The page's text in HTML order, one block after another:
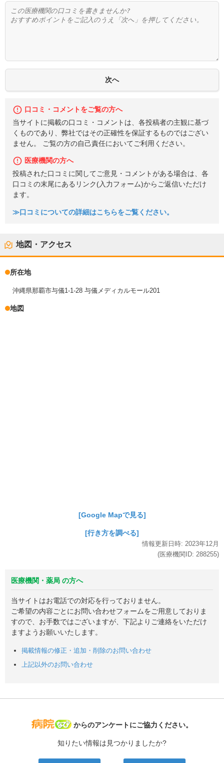
口コミ・コメントをご覧の方へ
当サイトに掲載の口コミ・コメントは、各投稿者の主観に基づ
くものであり、弊社ではその正確性を保証するものではござい
ません。 ご覧の方の自己責任においてご利用ください。
医療機関の方へ
投稿された口コミに関してご意見・コメントがある場合は、各
口コミの末尾にあるリンク(入力フォーム)からご返信いただけ
ます。
≫口コミについての詳細はこちらをご覧ください。
地図・アクセス
所在地
沖縄県那覇市与儀1-1-28 与儀メディカルモール201
地図
[Google Mapで見る]
[行き方を調べる]
情報更新日時: 2023年12月
(医療機関ID: 288255)
医療機関・薬局 の方へ
当サイトはお電話での対応を行っておりません。
ご希望の内容ごとにお問い合わせフォームをご用意しておりま
すので、お手数ではございますが、下記よりご連絡をいただけ
ますようお願いいたします。
掲載情報の修正・追加・削除のお問い合わせ
上記以外のお問い合わせ
病院なび
からのアンケートにご協力ください。
知りたい情報は見つかりましたか?